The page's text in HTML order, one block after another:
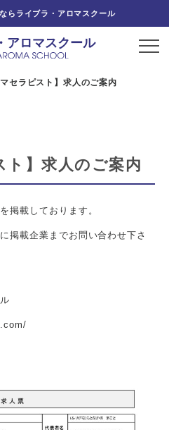
らライブラ・アロマスクール
アロマスクール
マセラピスト】求人のご案内
ト】求人のご案内
掲載しております。
掲載企業までお問い合わせ下さ